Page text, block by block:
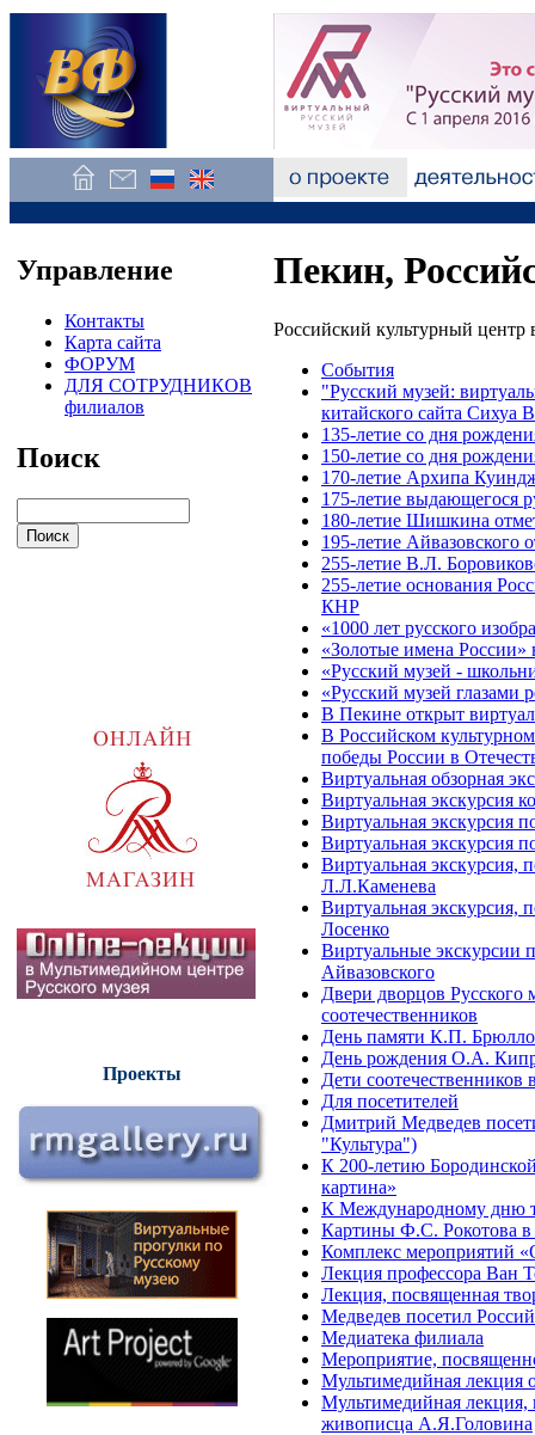
Управление
Контакты
Карта сайта
ФОРУМ
ДЛЯ СОТРУДНИКОВ
филиалов
Поиск
Проекты
Пекин,
Российский культурный
События
"Русский музей:
китайского сайта Сихуа
135-летие со дня
150-летие со дня
170-летие Архипа
175-летие выдающегося
180-летие Шишкина
195-летие Айвазовского
255-летие В.Л.
255-летие основания
КНР
«1000 лет русского
«Золотые имена
«Русский музей -
«Русский музей глазами
В Пекине открыт
В Российском
победы России в
Виртуальная обзорная
Виртуальная экскурсия
Виртуальная экскурсия
Виртуальная экскурсия
Виртуальная экскурсия,
Л.Л.Каменева
Виртуальная
Лосенко
Виртуальные
Айвазовского
Двери дворцов Русского
соотечественников
День памяти К.П.
День рождения О.А.
Дети
Для посетителей
Дмитрий Медведев
"Культура")
К 200-летию
картина»
К Международному дню
Картины Ф.С. Рокотова
Комплекс мероприятий
Лекция профессора Ван
Лекция, посвященная
Медведев посетил
Медиатека филиала
Мероприятие,
Мультимедийная лекция
Мультимедийная лекция,
живописца А.Я.Головина